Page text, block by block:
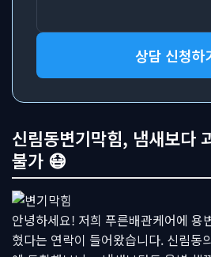
상담 신청하
신림동변기막힘, 냄새보다
불가 😷
안녕하세요! 저희 푸른배관케어에 용
혔다는 연락이 들어왔습니다. 신림동